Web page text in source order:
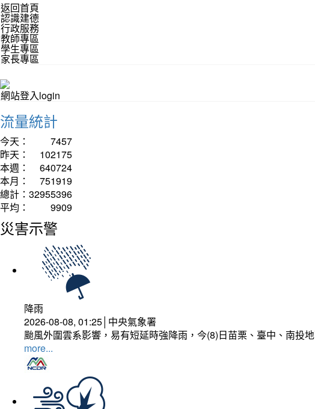
返回首頁
認識建德
行政服務
教師專區
學生專區
家長專區
網站登入login
流量統計
今天：
7457
昨天：
102175
本週：
640724
本月：
751919
總計： 32955396
平均：
9909
災害示警
降雨
2026-08-08, 01:25│中央氣象署
颱風外圍雲系影響，易有短延時強降雨，今(8)日苗栗、臺中、南投
more...